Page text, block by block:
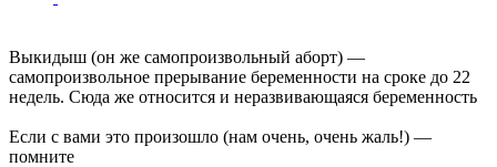
Выкидыш (он же самопроизвольный аборт) —
самопроизвольное прерывание беременности на сроке до 22
недель. Сюда же относится и неразвивающаяся беременность
Если с вами это произошло (нам очень, очень жаль!) —
помните